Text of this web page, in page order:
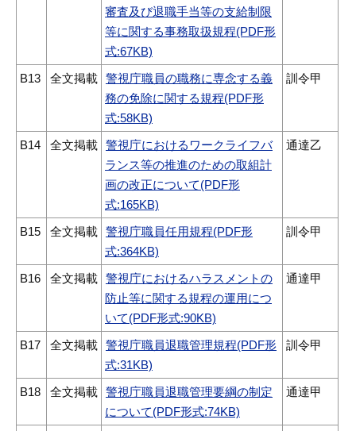
審査及び退職手当等の支給制限
等に関する事務取扱規程(PDF形
式:67KB)
B13 全文掲載 警視庁職員の職務に専念する義
務の免除に関する規程(PDF形
式:58KB)
訓令甲
B14 全文掲載 警視庁におけるワークライフバ
ランス等の推進のための取組計
画の改正について(PDF形
式:165KB)
通達乙
B15 全文掲載 警視庁職員任用規程(PDF形
式:364KB)
訓令甲
B16 全文掲載 警視庁におけるハラスメントの
防止等に関する規程の運用につ
いて(PDF形式:90KB)
通達甲
B17 全文掲載 警視庁職員退職管理規程(PDF形
式:31KB)
訓令甲
B18 全文掲載 警視庁職員退職管理要綱の制定
について(PDF形式:74KB)
通達甲